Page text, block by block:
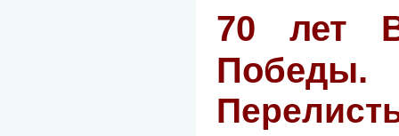
70 лет
Победы.